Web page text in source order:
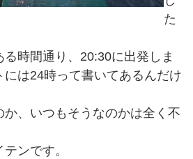
た
時間通り、20:30に出発しま
には24時って書いてあるんだけ
か、いつもそうなのかは全く不
ンです。